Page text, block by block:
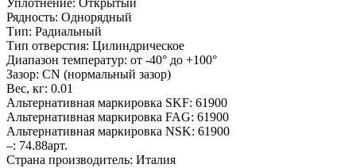
Уплотнение: Открытый
Рядность: Однорядный
Тип: Радиальный
Тип отверстия: Цилиндрическое
Диапазон температур: от -40° до +100°
Зазор: CN (нормальный зазор)
Вес, кг: 0.01
Альтернативная маркировка SKF: 61900
Альтернативная маркировка FAG: 61900
Альтернативная маркировка NSK: 61900
–: 74.88арт.
Страна производитель: Италия